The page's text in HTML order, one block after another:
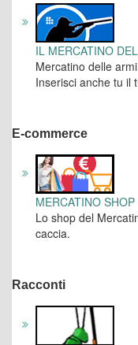
IL MERCATINO
Mercatino delle
Inserisci anche tu il
E-commerce
MERCATINO SHOP
Lo shop del
caccia.
Racconti